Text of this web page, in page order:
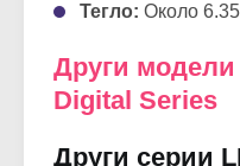
Тегло: Около 6.35
Други
Digital Series
Други серии